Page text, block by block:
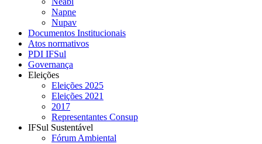
Napne
Nupav
Documentos Institucionais
Atos normativos
PDI IFSul
Governança
Eleições
Eleições 2025
Eleições 2021
2017
Representantes Consup
IFSul Sustentável
Fórum Ambiental